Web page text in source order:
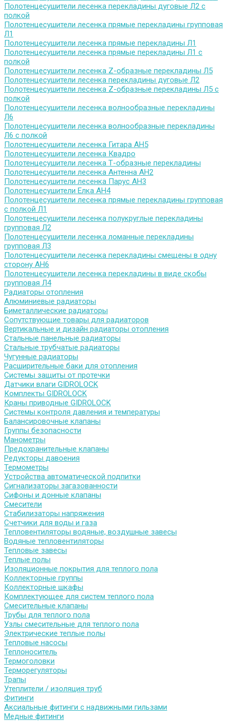
Полотенцесушители лесенка перекладины дуговые Л2 с
полкой
Полотенцесушители лесенка прямые перекладины групповая
Л1
Полотенцесушители лесенка прямые перекладины Л1
Полотенцесушители лесенка прямые перекладины Л1 с
полкой
Полотенцесушители лесенка Z-образные перекладины Л5
Полотенцесушители лесенка перекладины дуговые Л2
Полотенцесушители лесенка Z-образные перекладины Л5 с
полкой
Полотенцесушители лесенка волнообразные перекладины
Л6
Полотенцесушители лесенка волнообразные перекладины
Л6 с полкой
Полотенцесушители лесенка Гитара АН5
Полотенцесушители лесенка Квадро
Полотенцесушители лесенка Т-образные перекладины
Полотенцесушители лесенка Антенна АН2
Полотенцесушители лесенка Парус АН3
Полотенцесушители Елка АН4
Полотенцесушители лесенка прямые перекладины групповая
с полкой Л1
Полотенцесушители лесенка полукруглые перекладины
групповая Л2
Полотенцесушители лесенка ломанные перекладины
групповая Л3
Полотенцесушители лесенка перекладины смещены в одну
сторону АН6
Полотенцесушители лесенка перекладины в виде скобы
групповая Л4
Радиаторы отопления
Алюминиевые радиаторы
Биметаллические радиаторы
Сопутствующие товары для радиаторов
Вертикальные и дизайн радиаторы отопления
Стальные панельные радиаторы
Стальные трубчатые радиаторы
Чугунные радиаторы
Расширительные баки для отопления
Системы защиты от протечки
Датчики влаги GIDROLOCK
Комплекты GIDROLOCK
Краны приводные GIDROLOCK
Системы контроля давления и температуры
Балансировочные клапаны
Группы безопасности
Манометры
Предохранительные клапаны
Редукторы давоения
Термометры
Устройства автоматической подпитки
Сигнализаторы загазованности
Сифоны и донные клапаны
Смесители
Стабилизаторы напряжения
Счетчики для воды и газа
Тепловентиляторы водяные, воздушные завесы
Водяные тепловентиляторы
Тепловые завесы
Теплые полы
Изоляционные покрытия для теплого пола
Коллекторные группы
Коллекторные шкафы
Комплектующее для систем теплого пола
Смесительные клапаны
Трубы для теплого пола
Узлы смесительные для теплого пола
Электрические теплые полы
Тепловые насосы
Теплоноситель
Термоголовки
Терморегуляторы
Трапы
Утеплители / изоляция труб
Фитинги
Аксиальные фитинги с надвижными гильзами
Медные фитинги